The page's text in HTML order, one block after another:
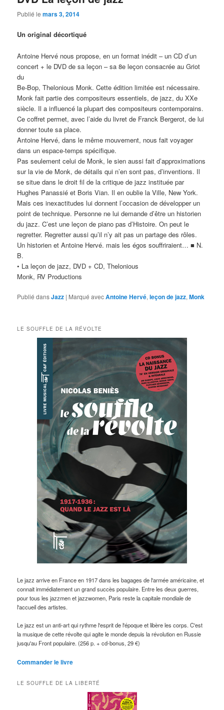
Publié lemars 3, 2014
Un original décortiqué
Antoine Hervé nous propose, en un format inédit – un CD d’un
concert + le DVD de sa leçon – sa 8e leçon consacrée au Griot
du
Be-Bop, Thelonious Monk. Cette édition limitée est nécessaire.
Monk fait partie des compositeurs essentiels, de jazz, du XXe
siècle. Il a influencé la plupart des compositeurs contemporains.
Ce coffret permet, avec l’aide du livret de Franck Bergerot, de lui
donner toute sa place.
Antoine Hervé, dans le même mouvement, nous fait voyager
dans un espace-temps spécifique.
Pas seulement celui de Monk, le sien aussi fait d’approximations
sur la vie de Monk, de détails qui n’en sont pas, d’inventions. Il
se situe dans le droit fil de la critique de jazz instituée par
Hughes Panassié et Boris Vian. Il en oublie la Ville, New York.
Mais ces inexactitudes lui donnent l’occasion de développer un
point de technique. Personne ne lui demande d’être un historien
du jazz. C’est une leçon de piano pas d’Histoire. On peut le
regretter. Regretter aussi qu’il n’y ait pas un partage des rôles.
Un historien et Antoine Hervé. mais les égos souffriraient… ■ N.
B.
• La leçon de jazz, DVD + CD, Thelonious
Monk, RV Productions
Publié dansJazz | Marqué avecAntoine Hervé,leçon de jazz,Monk
LE SOUFFLE DE LA RÉVOLTE
Le jazz arrive en France en 1917 dans les bagages de l'armée américaine, et
connait immédiatement un grand succès populaire. Entre les deux guerres,
pour tous les jazzmen et jazzwomen, Paris reste la capitale mondiale de
l'accueil des artistes.
Le jazz est un anti-art qui rythme l'esprit de l'époque et libère les corps. C'est
la musique de cette révolte qui agite le monde depuis la révolution en Russie
jusqu'au Front populaire. (256 p. + cd-bonus, 29 €)
Commander le livre
LE SOUFFLE DE LA LIBERTÉ